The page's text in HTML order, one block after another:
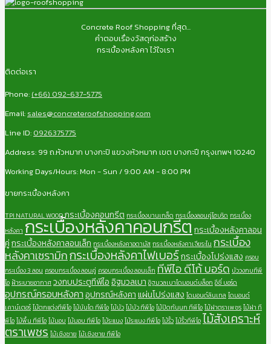
Concrete Roof Shopping ที่สุด...
คำตอบเรื่องวัสดุก่อสร้าง
กระเบื้องหลังคา ไว้ใจเรา
ติดต่อเรา
Phone: (+66) 092-637-5775
Email: sales@concreteroofshopping.com
Line ID: 0926375775
Address: 99 ถ.หัวหมาก บางกะปิ แขวงหัวหมาก เขต บางกะปี กรุงเทพฯ 10240
Working Days/Hours: Mon - Sun / 9:00 AM - 8:00 PM
ขายกระเบื้องหลังคา
TPI NATURAL WOODกระเบื้องคอนกรีตกระเบื้องบานเกล็ด กระเบื้องลอนคู่ไฮบริด กระเบื้อง
หลังคา กระเบื้องหลังคาคอนกรีตกระเบื้องหลังคาลอน
คู่กระเบื้องหลังคาลอนเล็กกระเบื้องหลังคาอดามัสกระเบื้องหลังคาเจียระไน กระเบื้อง
หลังคาเซรามิกกระเบื้องหลังคาไฟเบอร์กระเบื้องโปร่งแสง ครอบ
กระเบื้อง 3 ลอน ครอบกระเบื้อง ลอนคู่ ครอบกระเบื้อง ลอนเล็ก ทีพีไอ ดีโก้ บอร์ด บัววงกบทีพี
ไอ ฝ้าระบายอากาศวงกบประตูทีพีไออิฐมวลเบาอิฐมวลเบาไดมอนด์บล็อก อีซี่ บอร์ด
อุปกรณ์ครอบหลังคาอุปกรณ์หลังคาแผ่นโปร่งแสงไดมอนด์ลินเทล ไดมอนด์
เคาน์เตอร์ไม้ตกแต่งทีพีไอไม้บันได ทีพีไอไม้บัวไม้บัว ทีพีไอไม้ปิดกันนก ทีพีไอไม้ฝาตราเพชรไม้ฝา ที
พีไอไม้พื้น ทีพีไอไม้มอบ ไม้มอบ ทีพีไอไม้ระแนงไม้ระแนง ทีพีไอไม้รั้วไม้รั้วทีพีไอไม้สังเคราะห์
ตราเพชรไม้เชิงชาย ไม้เชิงชาย ทีพีไอ